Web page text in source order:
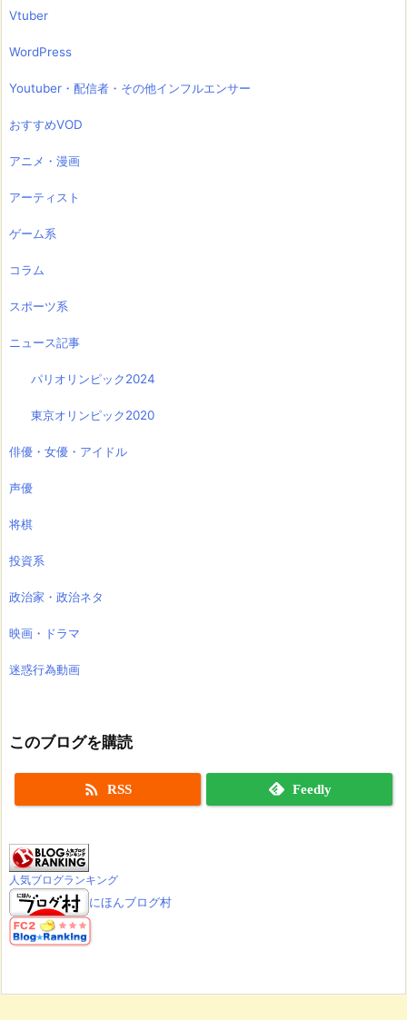
Vtuber
WordPress
Youtuber・配信者・その他インフルエンサー
おすすめVOD
アニメ・漫画
アーティスト
ゲーム系
コラム
スポーツ系
ニュース記事
パリオリンピック2024
東京オリンピック2020
俳優・女優・アイドル
声優
将棋
投資系
政治家・政治ネタ
映画・ドラマ
迷惑行為動画
このブログを購読
 RSS Feedly
人気ブログランキング
にほんブログ村